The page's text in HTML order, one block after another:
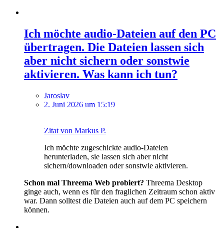
Ich möchte audio-Dateien auf den PC
übertragen. Die Dateien lassen sich
aber nicht sichern oder sonstwie
aktivieren. Was kann ich tun?
Jaroslav
2. Juni 2026 um 15:19
Zitat von Markus P.
Ich möchte zugeschickte audio-Dateien
herunterladen, sie lassen sich aber nicht
sichern/downloaden oder sonstwie aktivieren.
Schon mal Threema Web probiert? Threema Desktop
ginge auch, wenn es für den fraglichen Zeitraum schon aktiv
war. Dann solltest die Dateien auch auf dem PC speichern
können.